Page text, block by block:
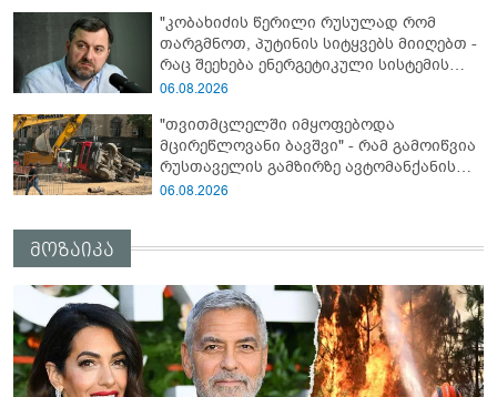
"კობახიძის წერილი რუსულად რომ
თარგმნოთ, პუტინის სიტყვებს მიიღებთ -
რაც შეეხება ენერგეტიკული სისტემის
პრობლემას, ნამდვილად ვაპირებ
არამედ აღვადგინო ხაზის ტელეფონიც" -
გია ჯაფარიძე
06.08.2026
"თვითმცლელში იმყოფებოდა
მცირეწლოვანი ბავშვი" - რამ გამოიწვია
რუსთაველის გამზირზე ავტომანქანის
გადაბრუნება: “ჯივიპი” განცხადებას
06.08.2026
მოზაიკა